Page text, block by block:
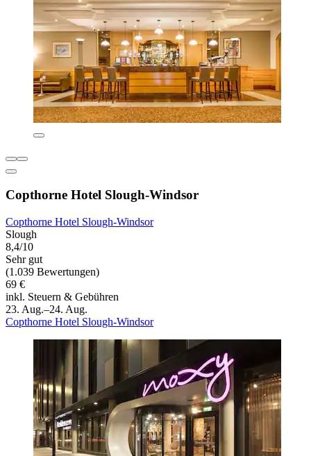
Copthorne Hotel Slough-Windsor
Copthorne Hotel Slough-Windsor
Slough
8,4/10
Sehr gut
(1.039 Bewertungen)
69 €
inkl. Steuern & Gebühren
23. Aug.–24. Aug.
Copthorne Hotel Slough-Windsor